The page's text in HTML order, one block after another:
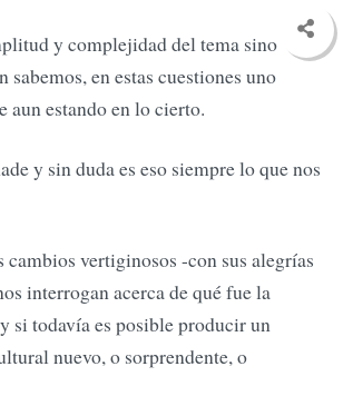
y complejidad del tema sino
sabemos, en estas cuestiones uno
aun estando en lo cierto.
y sin duda es eso siempre lo que nos
cambios vertiginosos -con sus alegrías
interrogan acerca de qué fue la
si todavía es posible producir un
nuevo, o sorprendente, o